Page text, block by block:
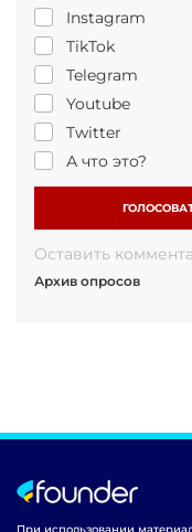
Instagram
TikTok
Telegram
Youtube
Twitter
А что это?
Оставить
Архив опросов
При использовании